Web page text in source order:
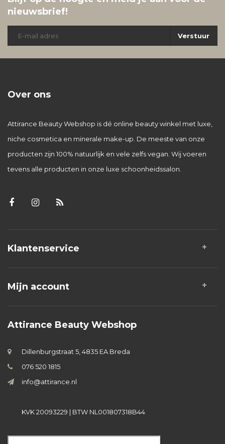
nieuwsbrief!
Verstuur
Over ons
Attirance Beauty Webshop is dé online beauty winkel met luxe,
niche cosmetica en minerale make-up. De meeste van onze
producten zijn 100% natuurlijk en vele zelfs vegan. Wij voeren
tevens alle producten in onze luxe schoonheidssalon.
Klantenservice
Mijn account
Attirance Beauty Webshop
Dillenburgstraat 5, 4835 EA Breda
076 520 1815
info@attirance.nl
KVK 20093229 | BTW NL001807318B44